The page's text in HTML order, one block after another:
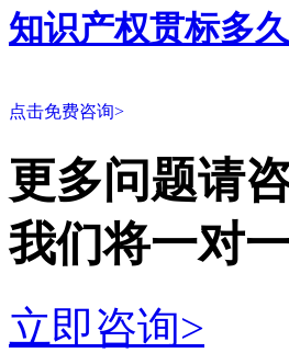
知识产权贯标多
点击免费咨询>
更多问题请
我们将一对
立即咨询>